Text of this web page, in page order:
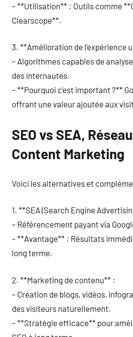
– **Utilisation** : Outils comme
Clearscope**.
3. **Amélioration de l’expérience
– Algorithmes capables de
des internautes.
– **Pourquoi c’est important ?**
offrant une valeur ajoutée aux
SEO vs SEA,
Content Marketing
Voici les alternatives et
1. **SEA (Search Engine
– Référencement payant via
– **Avantage** : Résultats
long terme.
2. **Marketing de contenu** :
– Création de blogs, vidéos,
des visiteurs naturellement.
– **Stratégie efficace** pour